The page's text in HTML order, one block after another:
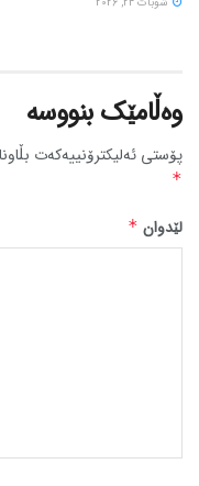
وەڵامێک بنووسە
پۆستی ئەلیکترۆنییەکەت
*
لێدوان*